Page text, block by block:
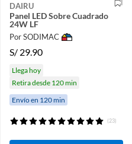
DAIRU
Panel LED Sobre Cuadrado
24W LF
Por SODIMAC
S/ 29.90
Llega hoy
Retira desde 120 min
Envío en 120 min
(23)